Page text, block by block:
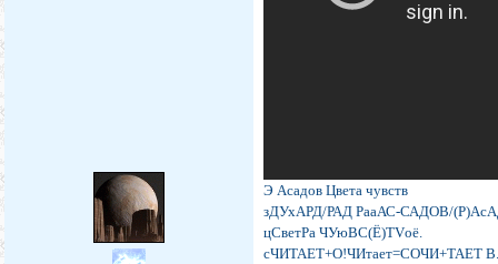
Э Асадов Цвета чувств
зДУхАРД/РАД РааАС-САДОВ/
цСветРа ЧУюВС(Ё)ТVоё.
сЧИТАЕТ+О!ЧИтает=СОЧИ+ТАЕТ